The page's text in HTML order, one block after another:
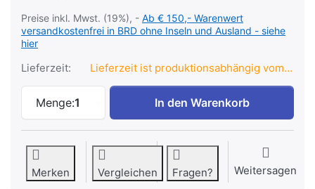
Preise inkl. Mwst. (19%), - Ab € 150,- Warenwert
versandkostenfrei in BRD ohne Inseln und Ausland - siehe
hier
Lieferzeit: Lieferzeit ist produktionsabhängig vom Hersteller
Menge:1
EOS IRS 50 RHK zu 299,00 €, Menge 1.
In den Warenkorb
Merken Vergleichen Fragen? Weitersagen